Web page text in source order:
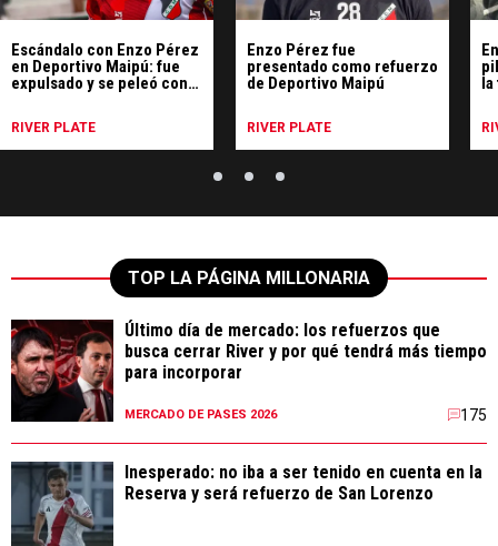
Escándalo con Enzo Pérez
en Deportivo Maipú: fue
expulsado y se peleó con
RIVER PLATE
Enzo Pérez fue
presentado como refuerzo
de Deportivo Maipú
RIVER PLATE
la
TOP LA PÁGINA MILLONARIA
Último día de mercado: los refuerzos que
busca cerrar River y por qué tendrá más tiempo
para incorporar
MERCADO DE PASES 2026 175
Inesperado: no iba a ser tenido en cuenta en la
Reserva y será refuerzo de San Lorenzo